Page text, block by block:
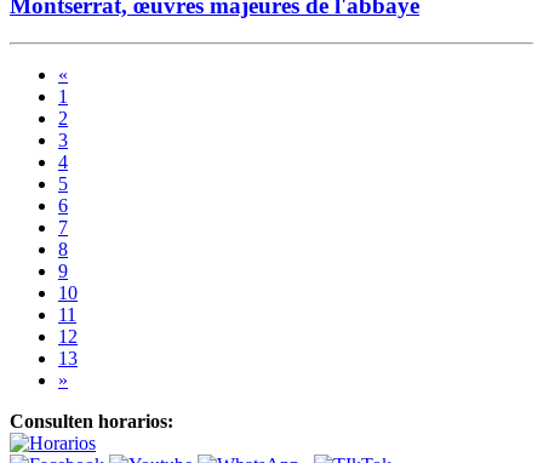
Montserrat, œuvres majeures de l'abbaye
«
1
2
3
4
5
6
7
8
9
10
11
12
13
»
Consulten horarios: